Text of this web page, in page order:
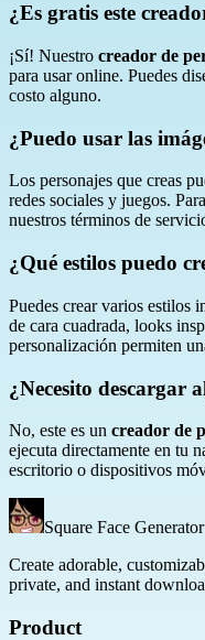
¿Es gratis este
¡Sí! Nuestro creador de
para usar online. Puedes
costo alguno.
¿Puedo usar las
Los personajes que creas
redes sociales y juegos.
nuestros términos de
¿Qué estilos puedo
Puedes crear varios estilos
de cara cuadrada, looks
personalización permiten
¿Necesito descargar
No, este es un creador de
ejecuta directamente en tu
escritorio o dispositivos
Square Face Generator
Create adorable,
private, and instant
Product